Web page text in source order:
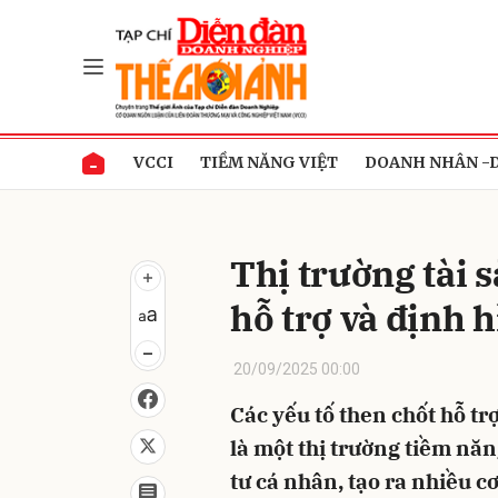
VCCI TIỀM NĂNG VIỆT DOANH NHÂN -
Thị trường tài
hỗ trợ và định
20/09/2025 00:00
Các yếu tố then chốt hỗ
là một thị trường tiềm
tư cá nhân, tạo ra nhiều